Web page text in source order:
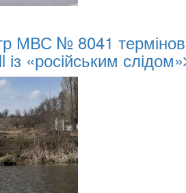
МВС № 8041
«російським слідом»